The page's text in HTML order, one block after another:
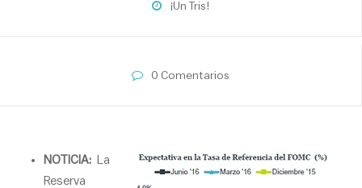
¡Un Tris!
0 Comentarios
NOTICIA: La
Reserva